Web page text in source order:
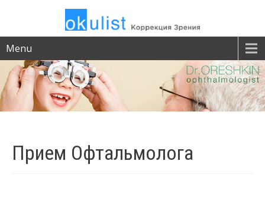
Menu
Прием Офтальмолога